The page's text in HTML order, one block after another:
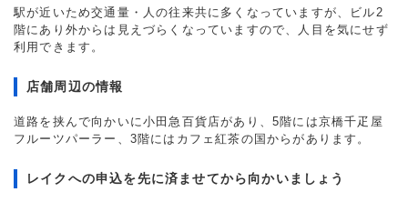
駅が近いため交通量・人の往来共に多くなっていますが、ビル2
階にあり外からは見えづらくなっていますので、人目を気にせず
利用できます。
店舗周辺の情報
道路を挟んで向かいに小田急百貨店があり、5階には京橋千疋屋
フルーツパーラー、3階にはカフェ紅茶の国からがあります。
レイクへの申込を先に済ませてから向かいましょう